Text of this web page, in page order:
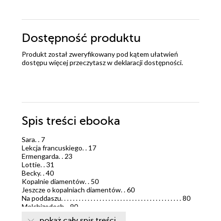
Dostępność produktu
Produkt został zweryfikowany pod kątem ułatwień
dostępu więcej przeczytasz wdeklaracji dostępności.
Spis treści ebooka
Sara. . 7
Lekcja francuskiego. . 17
Ermengarda. . 23
Lottie. . 31
Becky. . 40
Kopalnie diamentów. . 50
Jeszcze o kopalniach diamentów. . 60
Na poddaszu. . . . . . . . . . . . . . . . . . . . . . . . . . . . . . . . . . . . . . . . . 80
Melchizedech. . 90